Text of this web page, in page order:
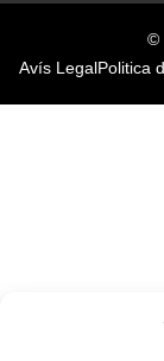
©
Avís LegalPolitica